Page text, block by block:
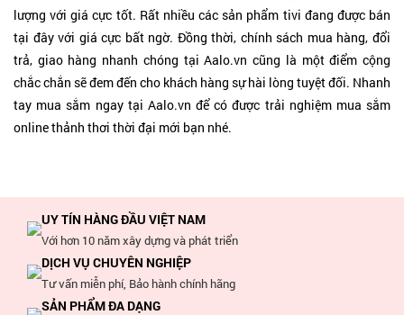
lượng với giá cực tốt. Rất nhiều các sản phẩm tivi đang được bán
tại đây với giá cực bất ngờ. Đồng thời, chính sách mua hàng, đổi
trả, giao hàng nhanh chóng tại Aalo.vn cũng là một điểm cộng
chắc chắn sẽ đem đến cho khách hàng sự hài lòng tuyệt đối. Nhanh
tay mua sắm ngay tại Aalo.vn để có được trải nghiệm mua sắm
online thảnh thơi thời đại mới bạn nhé.
UY TÍN HÀNG ĐẦU VIỆT NAM
Với hơn 10 năm xây dựng và phát triển
DỊCH VỤ CHUYÊN NGHIỆP
Tư vấn miễn phí, Bảo hành chính hãng
SẢN PHẨM ĐA DẠNG